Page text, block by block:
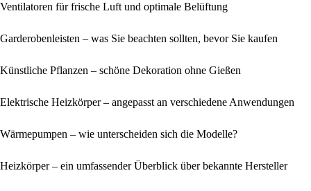
Ventilatoren für frische Luft und optimale Belüftung
Garderobenleisten – was Sie beachten sollten, bevor Sie kaufen
Künstliche Pflanzen – schöne Dekoration ohne Gießen
Elektrische Heizkörper – angepasst an verschiedene Anwendungen
Wärmepumpen – wie unterscheiden sich die Modelle?
Heizkörper – ein umfassender Überblick über bekannte Hersteller